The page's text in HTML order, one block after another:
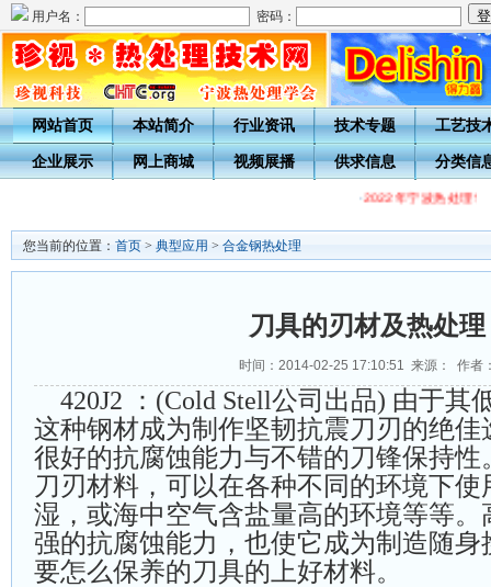
用户名： 密码：
网站首页 本站简介 行业资讯 技术专题 工艺技
企业展示 网上商城 视频展播 供求信息 分类信
2022年宁波热处理学
您当前的位置： 首页 > 典型应用 > 合金钢热处理
刀具的刃材及热处理
时间：2014-02-25 17:10:51 来源： 作者
420J2 ：(Cold Stell公司出品) 由于其
这种钢材成为制作坚韧抗震刀刃的绝
很好的抗腐蚀能力与不错的刀锋保持
刀刃材料，可以在各种不同的环境下
湿，或海中空气含盐量高的环境等等
强的抗腐蚀能力，也使它成为制造随
要怎么保养的刀具的上好材料。